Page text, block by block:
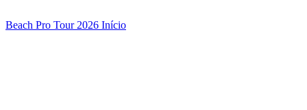
Beach Pro Tour 2026 Início